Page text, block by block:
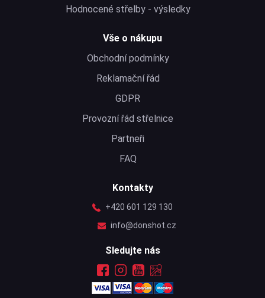
Hodnocené střelby - výsledky
Vše o nákupu
Obchodní podmínky
Reklamační řád
GDPR
Provozní řád střelnice
Partneři
FAQ
Kontakty
+420 601 129 130
info@donshot.cz
Sledujte nás